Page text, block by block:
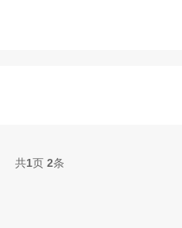
共1页 2条